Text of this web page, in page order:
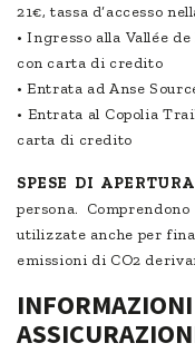
21€, tassa d’accesso
• Ingresso alla Vallée
con carta di credito
• Entrata ad Anse
• Entrata al Copolia
carta di credito
SPESE DI
persona.
utilizzate anche per
emissioni di CO2